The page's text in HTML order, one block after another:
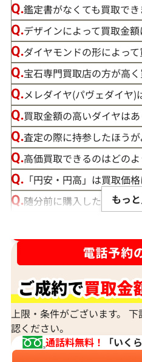
鑑定書がなくても買取でき
デザインによって買取金
ダイヤモンドの形によっ
宝石専門買取店の方が高
メレダイヤ(パヴェダイヤ)
買取金額の高いダイヤはあ
査定の際に持参したほう
高価買取できるのはどの
「円安・円高」は買取価
随分前に購入したダイヤ
宝石の大きさは買取価格
ダイヤモンドの買取価格に
すか？
身分証明書がなぜ必要？
もっ
上限・条件がございます。
認ください。
通話料無料！
「いく